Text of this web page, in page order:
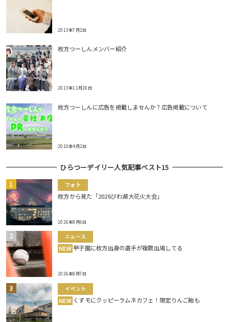
2013年7月2日
枚方つーしんメンバー紹介
2013年11月26日
枚方つーしんに広告を掲載しませんか？広告掲載について
2010年4月2日
ひらつーデイリー人気記事ベスト15
フォト
枚方から見た「2026びわ湖大花火大会」
2026年8月6日
ニュース
NEW 甲子園に枚方出身の選手が複数出場してる
2026年8月7日
イベント
NEW くずモにクッピーラムネカフェ！限定りんご飴も